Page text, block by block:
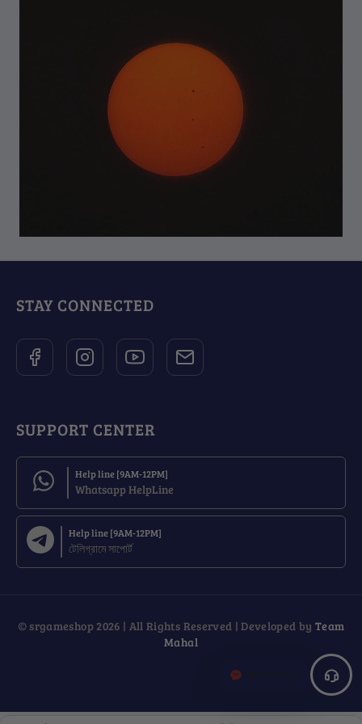
STAY CONNECTED
SUPPORT CENTER
Help line [9AM-12PM]
Whatsapp HelpLine
Help line [9AM-12PM]
টেলিগ্রামে সাপোর্ট
© srgameshop 2026 | All Rights Reserved | Developed by Team
Mahal